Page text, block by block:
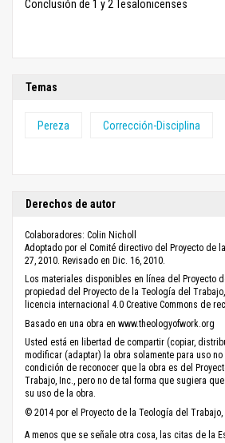
Conclusión de 1 y 2 Tesalonicenses
Temas
Pereza Corrección-Disciplina
Derechos de autor
Colaboradores: Colin Nicholl
Adoptado por el Comité directivo del Proyecto de
27, 2010. Revisado en Dic. 16, 2010.
Los materiales disponibles en línea del Proyecto
propiedad del Proyecto de la Teología del
licencia internacional 4.0 Creative Commons de
Basado en una obra en www.theologyofwork.org
Usted está en libertad de compartir (copiar,
modificar (adaptar) la obra solamente para uso
condición de reconocer que la obra es del
Trabajo, Inc., pero no de tal forma que sugiera
su uso de la obra.
© 2014 por el Proyecto de la Teología del Trabajo,
A menos que se señale otra cosa, las citas de la